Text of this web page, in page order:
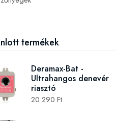
és gépek
termékek
Deramax-Bat -
Ultrahangos denevér
riasztó
20 290 Ft